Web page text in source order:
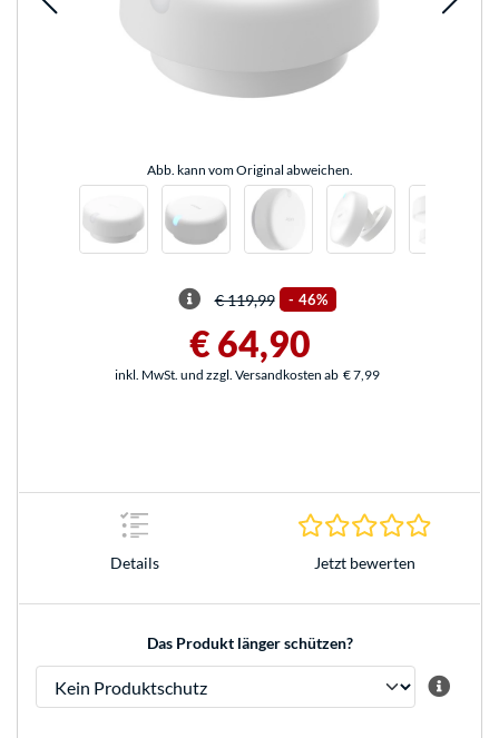
Abb. kann vom Original abweichen.
€ 119,99 - 46%
€ 64,90
inkl. MwSt. und zzgl. Versandkosten ab € 7,99
Details Jetzt bewerten
Das Produkt länger schützen?